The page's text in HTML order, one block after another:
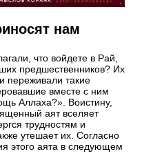
нам
что войдете в Рай,
предшественников? Их
переживали такие
вместе с ним
Аллаха?». Воистину,
аят вселяет
трудностям и
утешает их. Согласно
этого аята в следующем